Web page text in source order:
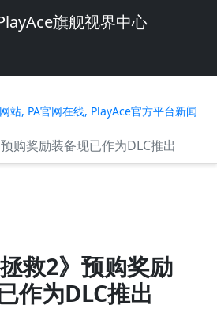
旗舰视界中心
站, PA官网在线, PlayAce官方平台新闻
购奖励装备现已作为DLC推出
拯救2》预购奖励
作为DLC推出